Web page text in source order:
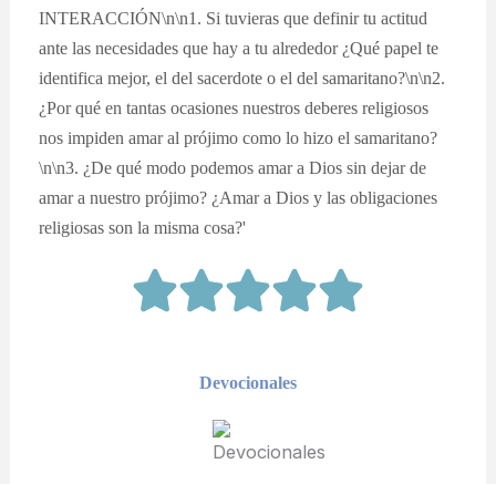
INTERACCIÓN\n\n1. Si tuvieras que definir tu actitud
ante las necesidades que hay a tu alrededor ¿Qué papel te
identifica mejor, el del sacerdote o el del samaritano?\n\n2.
¿Por qué en tantas ocasiones nuestros deberes religiosos
nos impiden amar al prójimo como lo hizo el samaritano?
\n\n3. ¿De qué modo podemos amar a Dios sin dejar de
amar a nuestro prójimo? ¿Amar a Dios y las obligaciones
religiosas son la misma cosa?'
Devocionales